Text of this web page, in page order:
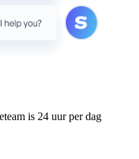
is 24 uur per dag